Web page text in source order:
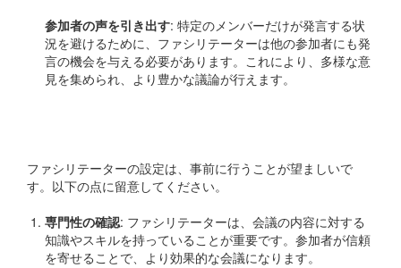
参加者の声を引き出す: 特定のメンバーだけが発言する状
況を避けるために、ファシリテーターは他の参加者にも発
言の機会を与える必要があります。これにより、多様な意
見を集められ、より豊かな議論が行えます。
ファシリテーターの設定は、事前に行うことが望ましいで
す。以下の点に留意してください。
専門性の確認: ファシリテーターは、会議の内容に対する
知識やスキルを持っていることが重要です。参加者が信頼
を寄せることで、より効果的な会議になります。